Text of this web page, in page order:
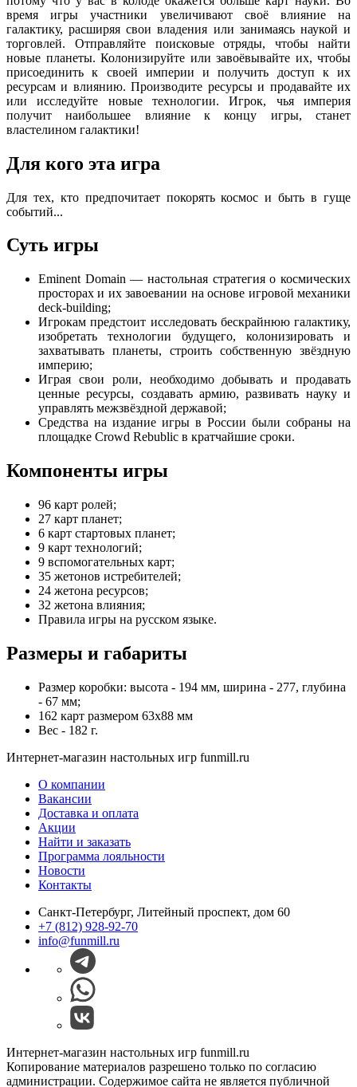
время игры участники увеличивают своё влияние на
галактику, расширяя свои владения или занимаясь наукой и
торговлей. Отправляйте поисковые отряды, чтобы найти
новые планеты. Колонизируйте или завоёвывайте их, чтобы
присоединить к своей империи и получить доступ к их
ресурсам и влиянию. Производите ресурсы и продавайте их
или исследуйте новые технологии. Игрок, чья империя
получит наибольшее влияние к концу игры, станет
властелином галактики!
Для кого эта игра
Для тех, кто предпочитает покорять космос и быть в гуще
событий...
Суть игры
Eminent Domain — настольная стратегия о космических
просторах и их завоевании на основе игровой механики
deck-building;
Игрокам предстоит исследовать бескрайнюю галактику,
изобретать технологии будущего, колонизировать и
захватывать планеты, строить собственную звёздную
империю;
Играя свои роли, необходимо добывать и продавать
ценные ресурсы, создавать армию, развивать науку и
управлять межзвёздной державой;
Средства на издание игры в России были собраны на
площадке Crowd Rebublic в кратчайшие сроки.
Компоненты игры
96 карт ролей;
27 карт планет;
6 карт стартовых планет;
9 карт технологий;
9 вспомогательных карт;
35 жетонов истребителей;
24 жетона ресурсов;
32 жетона влияния;
Правила игры на русском языке.
Размеры и габариты
Размер коробки: высота - 194 мм, ширина - 277, глубина
- 67 мм;
162 карт размером 63х88 мм
Вес - 182 г.
Интернет-магазин настольных игр funmill.ru
О компании
Вакансии
Доставка и оплата
Акции
Найти и заказать
Программа лояльности
Новости
Контакты
Санкт-Петербург, Литейный проспект, дом 60
+7 (812) 928-92-70
info@funmill.ru
Интернет-магазин настольных игр funmill.ru
Копирование материалов разрешено только по согласию
администрации. Содержимое сайта не является публичной